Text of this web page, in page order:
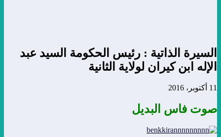
السيرة الذاتية : رئيس الحكومة السيد عبد
الإله ابن كيران لولاية الثانية
11 أكتوبر، 2016
صوت فاس البديل